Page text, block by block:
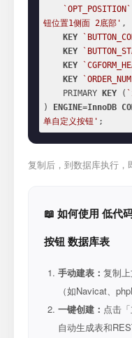
`OPT_POSITION`
钮位置1侧面 2底部' ,
KEY
KEY
KEY
KEY
    PRIMARY
KEY (
)
ENGINE=InnoDB
单自定义按钮' ;
复制后，到数据库执行，
📖 如何使用 低代
按钮 数据库表
手动建表： 复制
（如Navicat、
一键创建： 点击
自动生成表和